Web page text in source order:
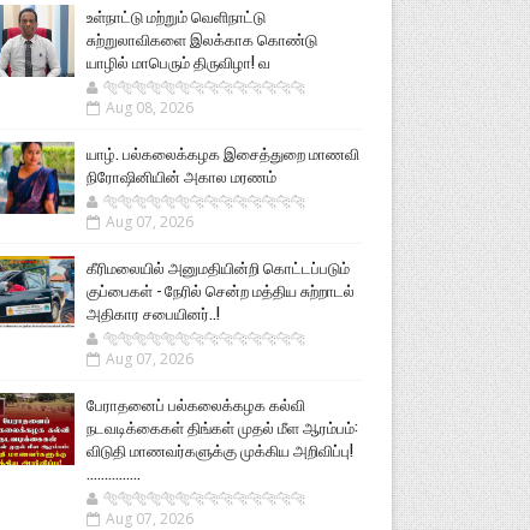
உள்நாட்டு மற்றும் வெளிநாட்டு
சுற்றுலாவிகளை இலக்காக கொண்டு
யாழில் மாபெரும் திருவிழா! வ
🐅🐅🐅🐅🐅🐅🐆🐆🐆🐆🐆🐆🐆🐆
Aug 08, 2026
யாழ். பல்கலைக்கழக இசைத்துறை மாணவி
நிரோஷினியின் அகால மரணம்
🐅🐅🐅🐅🐅🐅🐆🐆🐆🐆🐆🐆🐆🐆
Aug 07, 2026
கீரிமலையில் அனுமதியின்றி கொட்டப்படும்
குப்பைகள் - நேரில் சென்ற மத்திய சுற்றாடல்
அதிகார சபையினர்..!
🐅🐅🐅🐅🐅🐅🐆🐆🐆🐆🐆🐆🐆🐆
Aug 07, 2026
பேராதனைப் பல்கலைக்கழக கல்வி
நடவடிக்கைகள் திங்கள் முதல் மீள ஆரம்பம்:
விடுதி மாணவர்களுக்கு முக்கிய அறிவிப்பு!
...............
🐅🐅🐅🐅🐅🐅🐆🐆🐆🐆🐆🐆🐆🐆
Aug 07, 2026